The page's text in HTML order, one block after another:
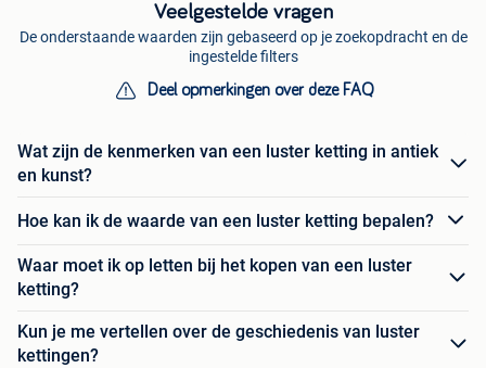
Veelgestelde vragen
De onderstaande waarden zijn gebaseerd op je zoekopdracht en de
ingestelde filters
Deel opmerkingen over deze FAQ
Wat zijn de kenmerken van een luster ketting in antiek
en kunst?
Hoe kan ik de waarde van een luster ketting bepalen?
Waar moet ik op letten bij het kopen van een luster
ketting?
Kun je me vertellen over de geschiedenis van luster
kettingen?